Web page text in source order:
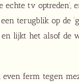
echte tv optreden’,
terugblik op de
lijkt het alsof de
ferm tegen